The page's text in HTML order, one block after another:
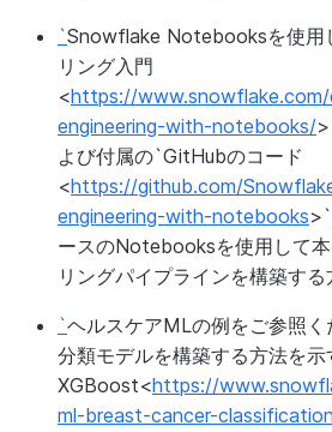
`Snowflake Notebooksを使用
リング入門
<https://
engineering-with-notebooks/
よび付属の`GitHubのコード
<https://github.com/
engineering-with-notebooks
ースのNotebooksを使用して
リングパイプラインを構築する
`ヘルスケアMLの例をご参照
分類モデルを構築する方法を示
XGBoost<https://
ml-breast-cancer-